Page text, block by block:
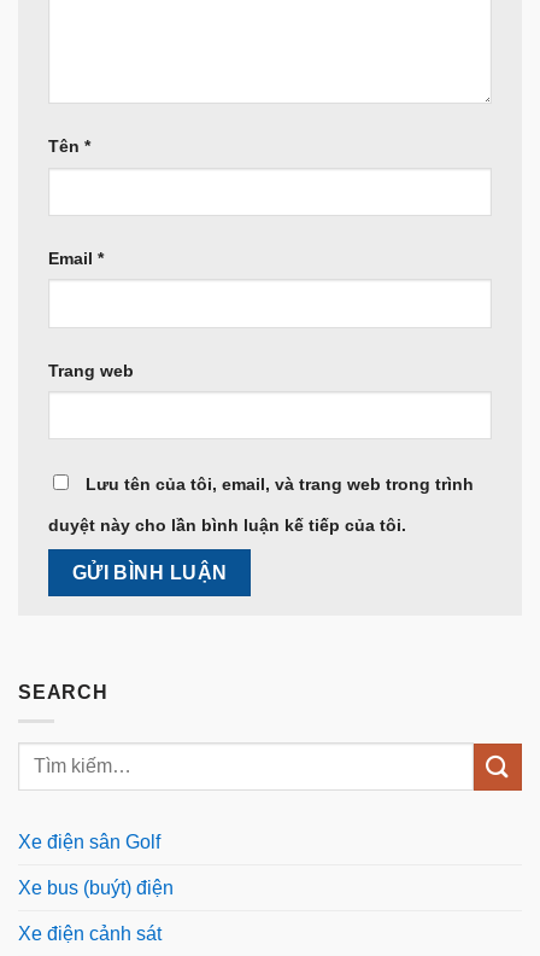
Tên *
Email *
Trang web
Lưu tên của tôi, email, và trang web trong trình
duyệt này cho lần bình luận kế tiếp của tôi.
SEARCH
Xe điện sân Golf
Xe bus (buýt) điện
Xe điện cảnh sát